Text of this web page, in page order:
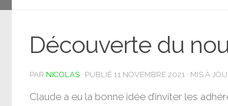
Découverte du
PAR NICOLAS · PUBLIÉ 11 NOVEMBRE 2021 · MIS À
Claude a eu la bonne idée d’inviter les